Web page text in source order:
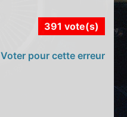
391 vote(s)
Voter pour cette erreur